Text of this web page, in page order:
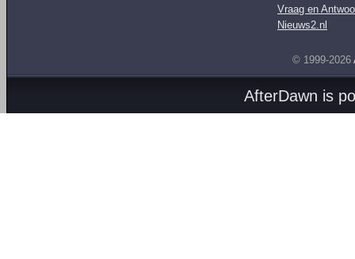
Vraag en
Nieuws2.nl
© 1999-2026
AfterDawn is